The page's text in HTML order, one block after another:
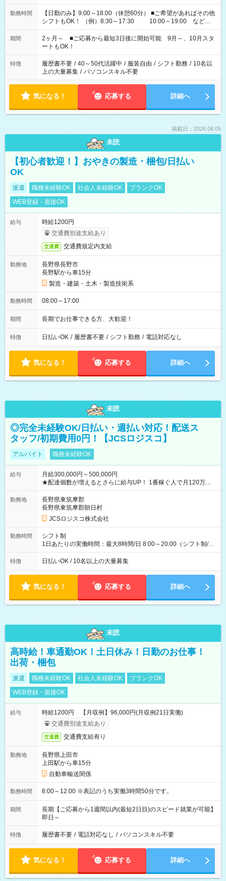
勤務時間
【日勤のみ】9:00～18:00（休憩60分） ■ご希望があればその他
シフトもOK！ （例）8:30～17:30 10:00～19:00 など
「家族とお休みを合わせたい」 「できれば残業はしたくない」
など、あなたのご希望に沿ったお仕事をご紹介します！ ※Wワ
ーク希望の方へ 今ご覧のお仕事で希望する勤務時間と、もう1つ
のお仕事の勤務時間。 合計で週40時間を超える場合は応募でき
ません
期間
2ヶ月～ ■ご応募から最短3日後に開始可能 9月～、10月スタ
ートもOK！
特徴 履歴書不要 / 40～50代活躍中 / 服装自由 / シフト勤務 / 10名以
上の大量募集 / パソコンスキル不要
気になる！ 応募する 詳細へ
掲載日：2026.08.05
未読
【初心者歓迎！】おやきの製造・梱包/日払い
OK
派遣 職種未経験OK 社会人未経験OK
ブランクOK
WEB登録・面接OK
給与
時給1200円
交通費別途支給あり
交通費 交通費規定内支給
勤務地
長野県長野市
長野駅から車15分
製造・建築・土木・製造技術系
勤務時間 08:00～17:00
期間 長期でお仕事できる方、大歓迎！
特徴 日払いOK / 履歴書不要 / シフト勤務 / 電話対応なし
気になる！ 応募する 詳細へ
未読
◎完全未経験OK/日払い・週払い対応！配送ス
タッフ/初期費用0円！【JCSロジスコ】
アルバイト 職種未経験OK
給与
月給300,000円～500,000円
★配達個数が増えるとさらに給与UP！ 1番稼ぐ人で月120万ほ
ど！ ・主要都市エリア 月収55万円／週5日稼働 月収65万~112
万円／週6日稼働 ・地方郊外エリア 月収40万円／週5日稼働 月
収40万円~50万円／週6日稼働 ＜モデルイメージ＞ ■月収50万
円 (27歳男性/江東区在住)※元建築関係 1日150個配達×25日勤務
(日休み) ■月収80万円(43歳男性/墨田区在住)※元営業 1日200個
勤務地
長野県東筑摩郡
長野県東筑摩郡朝日村
JCSロジスコ株式会社
勤務時間
シフト制
1日あたりの実働時間：最大8時間/日 8:00～20:00（シフト制/実
働8時間） ※週5日勤務（場所次第では週4も有り） ※配達状況
によって時間外での勤務可能性有り ※案件により多少の前後あ
特徴 日払いOK / 10名以上の大量募集
気になる！ 応募する 詳細へ
未読
高時給！車通勤OK！土日休み！日勤のお仕事！
出荷・梱包
派遣 職種未経験OK 社会人未経験OK
ブランクOK
WEB登録・面接OK
給与
時給1200円 【月収例】96,000円(月収例21日実働)
交通費別途支給あり
交通費 交通費支給有り
勤務地
長野県上田市
上田駅から車15分
自動車輸送関係
勤務時間 8:00～12:00 ※表記のうち実働3時間50分です。
期間
長期【ご応募から1週間以内(最短2日目)のスピード就業が可能】
即日～
特徴 履歴書不要 / 電話対応なし / パソコンスキル不要
気になる！ 応募する 詳細へ